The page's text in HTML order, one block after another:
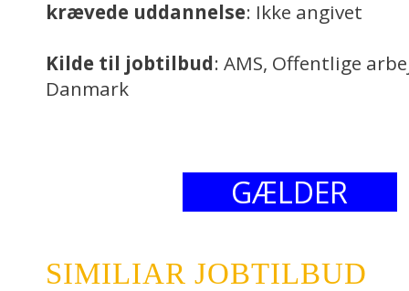
krævede uddannelse: Ikke angivet
Kilde til jobtilbud: AMS, Offentlige
Danmark
GÆLDER
SIMILIAR JOBTILBUD